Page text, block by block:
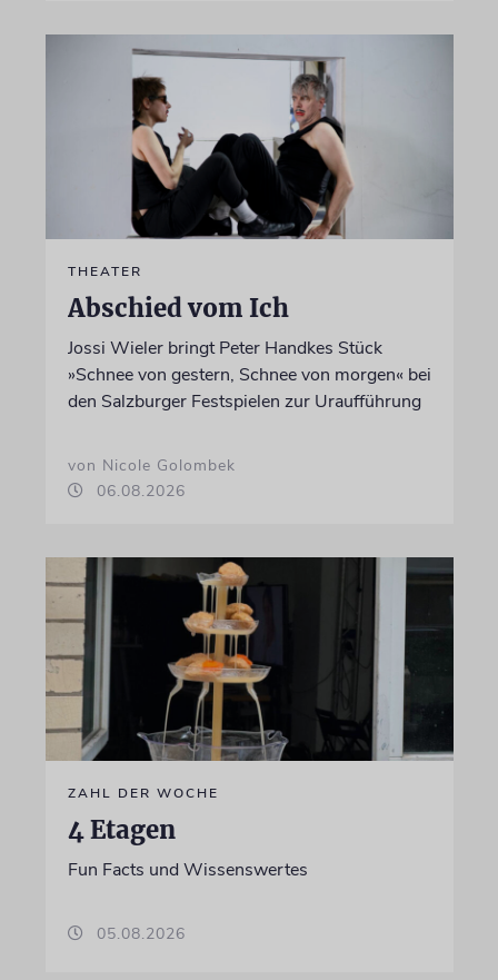
THEATER
Abschied vom Ich
Jossi Wieler bringt Peter Handkes Stück
»Schnee von gestern, Schnee von morgen« bei
den Salzburger Festspielen zur Uraufführung
von Nicole Golombek
06.08.2026
ZAHL DER WOCHE
4 Etagen
Fun Facts und Wissenswertes
05.08.2026